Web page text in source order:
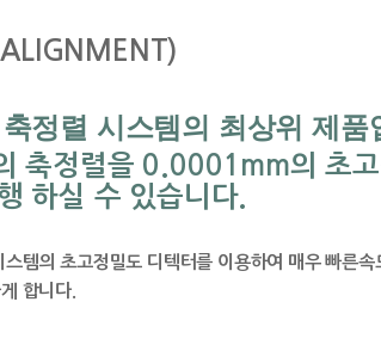
정렬 시스템의 최상위 제품
축정렬을 0.0001mm의 초
하실 수 있습니다.
의 초고정밀도 디텍터를 이용하여 매우 빠른속
합니다.